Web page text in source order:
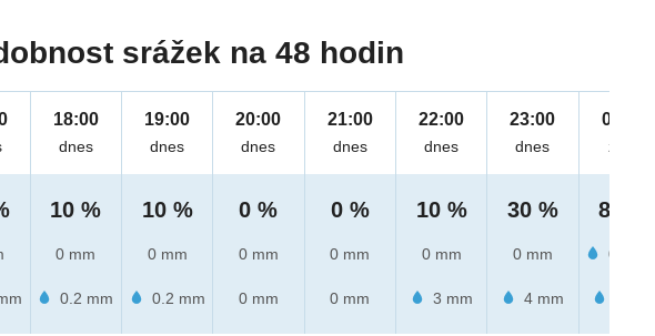
srážek na 48 hodin
18:00
dnes
10 %
0 mm
0.2 mm
19:00
dnes
10 %
0 mm
0.2 mm
20:00
dnes
0 %
0 mm
0 mm
21:00
dnes
0 %
0 mm
0 mm
22:00
dnes
10 %
0 mm
3 mm
23:00
dnes
30 %
0 mm
4 mm
00:00
zítra
80 %
0.2 mm